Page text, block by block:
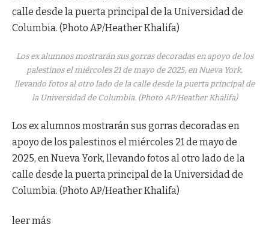
Los ex alumnos mostrarán sus gorras decoradas en apoyo de los
palestinos el miércoles 21 de mayo de 2025, en Nueva York,
llevando fotos al otro lado de la calle desde la puerta principal de
la Universidad de Columbia. (Photo AP/Heather Khalifa)
Los ex alumnos mostrarán sus gorras decoradas en
apoyo de los palestinos el miércoles 21 de mayo de
2025, en Nueva York, llevando fotos al otro lado de la
calle desde la puerta principal de la Universidad de
Columbia. (Photo AP/Heather Khalifa)
leer más